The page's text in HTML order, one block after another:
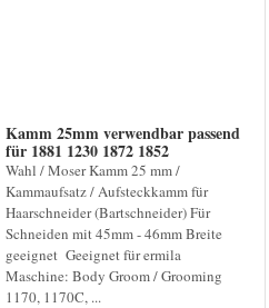
Kamm 25mm verwendbar passend
für 1881 1230 1872 1852
Wahl / Moser Kamm 25 mm /
Kammaufsatz / Aufsteckkamm für
Haarschneider (Bartschneider) Für
Schneiden mit 45mm - 46mm Breite
geeignet Geeignet für ermila
Maschine: Body Groom / Grooming
1170, 1170C, ...